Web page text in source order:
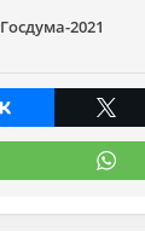
Госдума-2021